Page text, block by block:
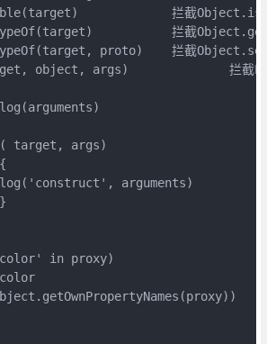
， 返回布尔值。
，返回对象。
截Object.setPrototypeOf， 返回一个布尔值。
截Proxy实例，并将其作为函数调用的操作
target, args)
arguments)
in proxy)